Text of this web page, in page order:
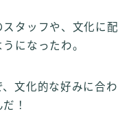
タッフや、文化に配
になったわ。
文化的な好みに合わ
！